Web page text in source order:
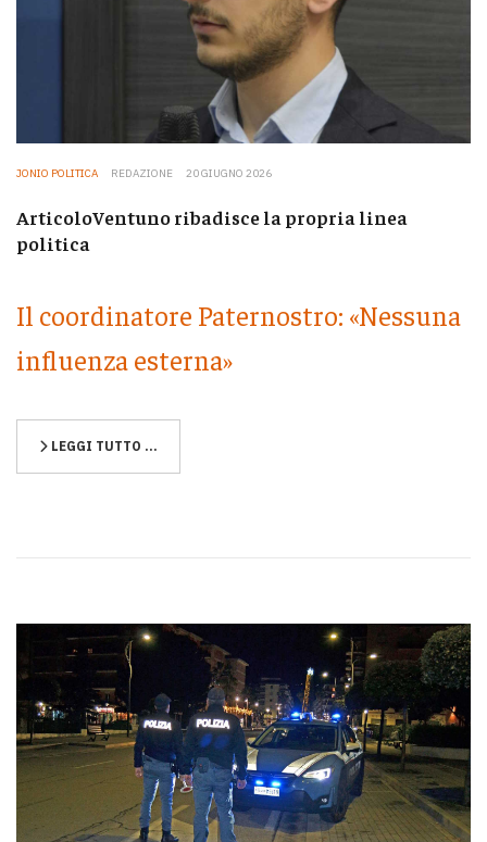
JONIO POLITICA REDAZIONE 20 GIUGNO 2026
ArticoloVentuno ribadisce la propria linea
politica
Il coordinatore Paternostro: «Nessuna
influenza esterna»
LEGGI TUTTO …